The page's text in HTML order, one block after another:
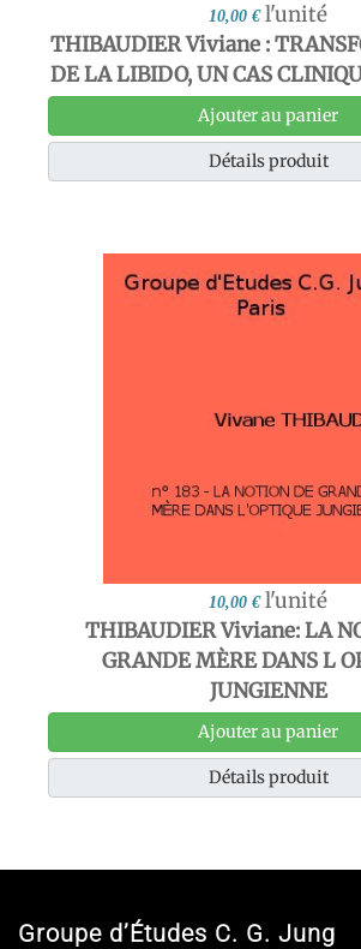
10,00 € l'unité
THIBAUDIER Viviane :
DE LA LIBIDO, UN CAS
Ajouter au panier
Détails produit
10,00 € l'unité
THIBAUDIER Viviane: LA
GRANDE MÈRE DANS L
JUNGIENNE
Ajouter au panier
Détails produit
Groupe d’Études C. G. Jung